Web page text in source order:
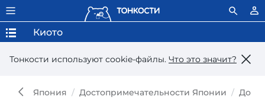
Тонкости используют сookie-файлы. Что это значит?
Киото
Япония Достопримечательности Японии